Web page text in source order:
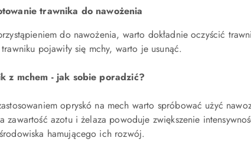
trawnika do nawożenia
do nawożenia, warto dokładnie oczyścić
pojawiły się mchy, warto je usunąć.
z mchem - jak sobie poradzić?
opryskó na mech warto spróbować użyć
zawartość azotu i żelaza powoduje zwiększenie
hamującego ich rozwój.